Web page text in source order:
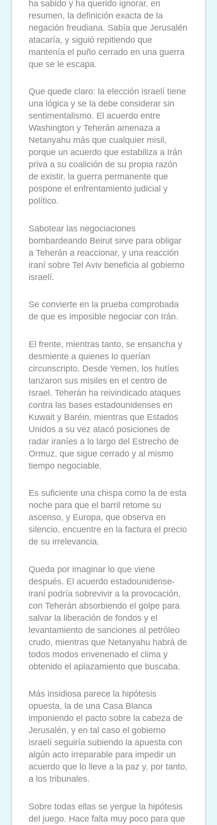
ha sabido y ha querido ignorar, en
resumen, la definición exacta de la
negación freudiana. Sabía que Jerusalén
atacaría, y siguió repitiendo que
mantenía el puño cerrado en una guerra
que se le escapa.
Que quede claro: la elección israelí tiene
una lógica y se la debe considerar sin
sentimentalismo. El acuerdo entre
Washington y Teherán amenaza a
Netanyahu más que cualquier misil,
porque un acuerdo que estabiliza a Irán
priva a su coalición de su propia razón
de existir, la guerra permanente que
pospone el enfrentamiento judicial y
político.
Sabotear las negociaciones
bombardeando Beirut sirve para obligar
a Teherán a reaccionar, y una reacción
iraní sobre Tel Aviv beneficia al gobierno
israelí.
Se convierte en la prueba comprobada
de que es imposible negociar con Irán.
El frente, mientras tanto, se ensancha y
desmiente a quienes lo querían
circunscripto. Desde Yemen, los hutíes
lanzaron sus misiles en el centro de
Israel. Teherán ha reivindicado ataques
contra las bases estadounidenses en
Kuwait y Baréin, mientras que Estados
Unidos a su vez atacó posiciones de
radar iraníes a lo largo del Estrecho de
Ormuz, que sigue cerrado y al mismo
tiempo negociable.
Es suficiente una chispa como la de esta
noche para que el barril retome su
ascenso, y Europa, que observa en
silencio, encuentre en la factura el precio
de su irrelevancia.
Queda por imaginar lo que viene
después. El acuerdo estadounidense-
iraní podría sobrevivir a la provocación,
con Teherán absorbiendo el golpe para
salvar la liberación de fondos y el
levantamiento de sanciones al petróleo
crudo, mientras que Netanyahu habrá de
todos modos envenenado el clima y
obtenido el aplazamiento que buscaba.
Más insidiosa parece la hipótesis
opuesta, la de una Casa Blanca
imponiendo el pacto sobre la cabeza de
Jerusalén, y en tal caso el gobierno
israelí seguiría subiendo la apuesta con
algún acto irreparable para impedir un
acuerdo que lo lleve a la paz y, por tanto,
a los tribunales.
Sobre todas ellas se yergue la hipótesis
del juego. Hace falta muy poco para que